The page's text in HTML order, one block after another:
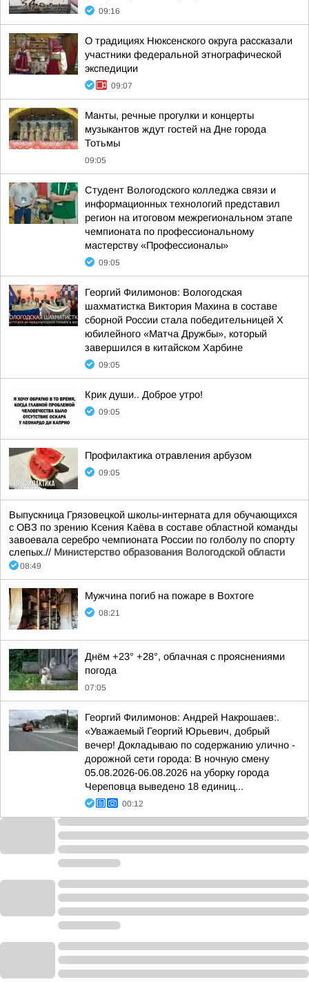
09:16
О традициях Нюксенского округа рассказали
участники федеральной этнографической
экспедиции
09:07
Манты, речные прогулки и концерты
музыкантов ждут гостей на Дне города
Тотьмы
09:05
Студент Вологодского колледжа связи и
информационных технологий представил
регион на итоговом межрегиональном этапе
чемпионата по профессиональному
мастерству «Профессионалы»
09:05
Георгий Филимонов: Вологодская
шахматистка Виктория Махина в составе
сборной России стала победительницей X
юбилейного «Матча Дружбы», который
завершился в китайском Харбине
09:05
Крик души.. Доброе утро!
09:05
Профилактика отравления арбузом
09:05
Выпускница Грязовецкой школы-интерната для обучающихся
с ОВЗ по зрению Ксения Каёва в составе областной команды
завоевала серебро чемпионата России по голболу по спорту
слепых.// Министерство образования Вологодской области
08:49
Мужчина погиб на пожаре в Вохтоге
08:21
Днём +23° +28°, облачная с прояснениями
погода
07:05
Георгий Филимонов: Андрей Накрошаев:.
«Уважаемый Георгий Юрьевич, добрый
вечер! Докладываю по содержанию улично -
дорожной сети города: В ночную смену
05.08.2026-06.08.2026 на уборку города
Череповца выведено 18 единиц...
00:12